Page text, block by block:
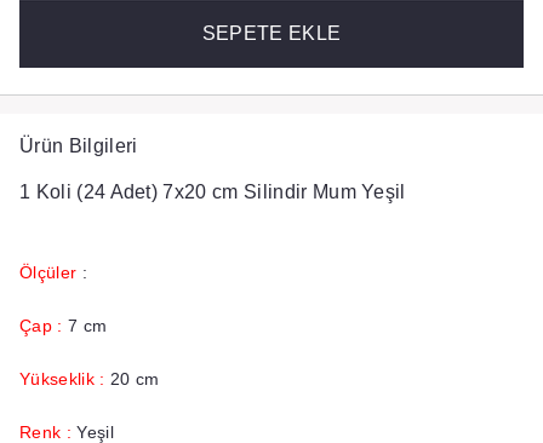
SEPETE EKLE
Ürün Bilgileri
1 Koli (24 Adet) 7x20 cm Silindir Mum Yeşil
Ölçüler :
Çap : 7 cm
Yükseklik : 20 cm
Renk :Yeşil